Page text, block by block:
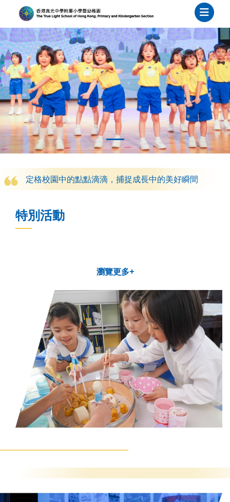
定格校園中的點點滴滴，捕捉成長中的美好瞬間
特別活動
瀏覽更多+